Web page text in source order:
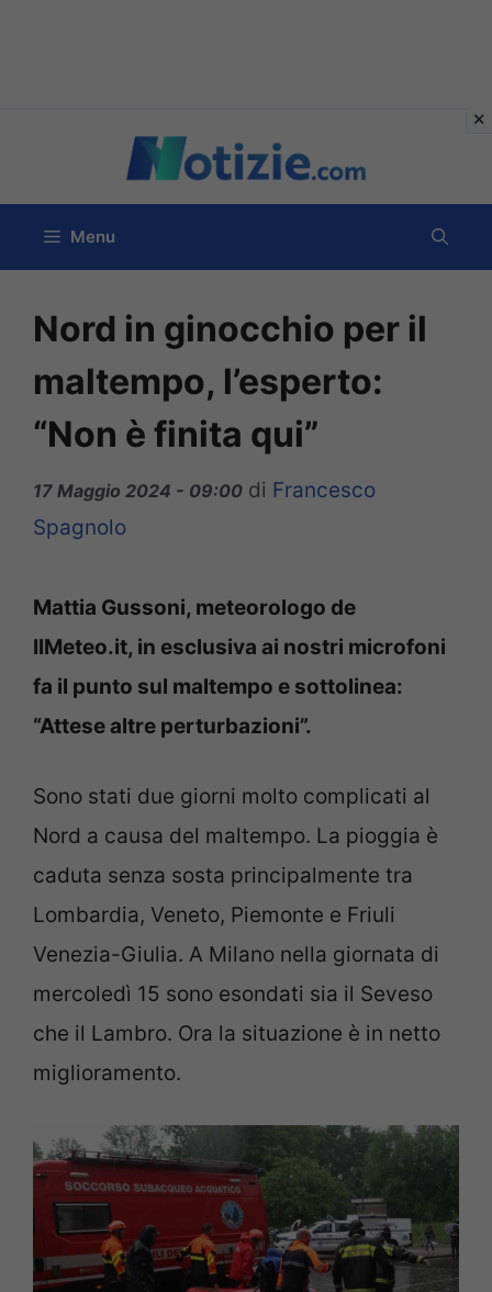
contenuto
Menu
Nord in ginocchio per il
maltempo, l’esperto:
“Non è finita qui”
17 Maggio 2024 - 09:00 di Francesco
Spagnolo
Mattia Gussoni, meteorologo de
IlMeteo.it, in esclusiva ai nostri microfoni
fa il punto sul maltempo e sottolinea:
“Attese altre perturbazioni”.
Sono stati due giorni molto complicati al
Nord a causa del maltempo. La pioggia è
caduta senza sosta principalmente tra
Lombardia, Veneto, Piemonte e Friuli
Venezia-Giulia. A Milano nella giornata di
mercoledì 15 sono esondati sia il Seveso
che il Lambro. Ora la situazione è in netto
miglioramento.